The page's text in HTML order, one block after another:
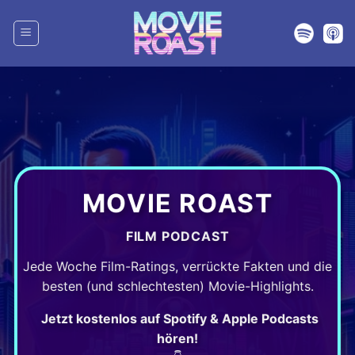
Inhalt
springen
MOVIE ROAST
FILM PODCAST
Jede Woche Film-Ratings, verrückte Fakten und die
besten (und schlechtesten) Movie-Highlights.
Jetzt kostenlos auf Spotify & Apple Podcasts
hören!